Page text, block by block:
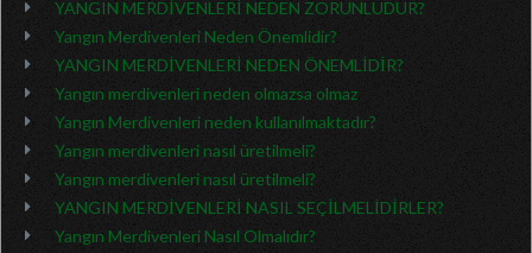
YANGIN MERDİVENLERİ NEDEN ZORUNLUDUR?
Yangın Merdivenleri Neden Önemlidir?
YANGIN MERDİVENLERİ NEDEN ÖNEMLİDİR?
Yangın merdivenleri neden olmazsa olmaz
Yangın Merdivenleri neden kullanılmaktadır?
Yangın merdivenleri nasıl üretilmeli?
Yangın merdivenleri nasıl üretilmeli?
YANGIN MERDİVENLERİ NASIL SEÇİLMELİDİRLER?
Yangın Merdivenleri Nasıl Olmalıdır?